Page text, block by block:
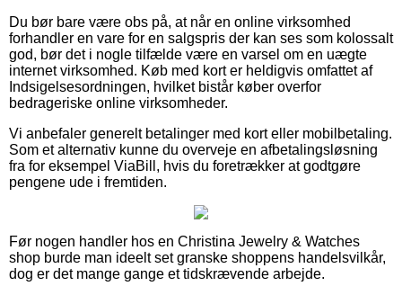
Du bør bare være obs på, at når en online virksomhed
forhandler en vare for en salgspris der kan ses som kolossalt
god, bør det i nogle tilfælde være en varsel om en uægte
internet virksomhed. Køb med kort er heldigvis omfattet af
Indsigelsesordningen, hvilket bistår køber overfor
bedrageriske online virksomheder.
Vi anbefaler generelt betalinger med kort eller mobilbetaling.
Som et alternativ kunne du overveje en afbetalingsløsning
fra for eksempel ViaBill, hvis du foretrækker at godtgøre
pengene ude i fremtiden.
Før nogen handler hos en Christina Jewelry & Watches
shop burde man ideelt set granske shoppens handelsvilkår,
dog er det mange gange et tidskrævende arbejde.